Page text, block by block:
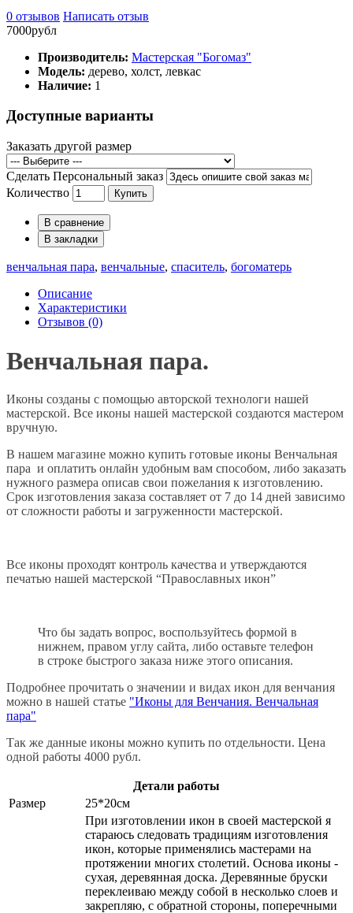
0 отзывов Написать отзыв
7000рубл
Производитель: Мастерская "Богомаз"
Модель: дерево, холст, левкас
Наличие: 1
Доступные варианты
Заказать другой размер
Сделать Персональный заказ
Количество
Купить
В сравнение
В закладки
венчальная пара, венчальные, спаситель, богоматерь
Описание
Характеристики
Отзывов (0)
Венчальная пара.
Иконы созданы с помощью авторской технологи нашей
мастерской. Все иконы нашей мастерской создаются мастером
вручную.
В нашем магазине можно купить готовые иконы Венчальная
пара и оплатить онлайн удобным вам способом, либо заказать
нужного размера описав свои пожелания к изготовлению.
Срок изготовления заказа составляет от 7 до 14 дней зависимо
от сложности работы и загруженности мастерской.
Все иконы проходят контроль качества и утверждаются
печатью нашей мастерской “Православных икон”
Что бы задать вопрос, воспользуйтесь формой в
нижнем, правом углу сайта, либо оставьте телефон
в строке быстрого заказа ниже этого описания.
Подробнее прочитать о значении и видах икон для венчания
можно в нашей статье "Иконы для Венчания. Венчальная
пара"
Так же данные иконы можно купить по отдельности. Цена
одной работы 4000 рубл.
Детали работы
Размер
25*20см
При изготовлении икон в своей мастерской я
стараюсь следовать традициям изготовления
икон, которые применялись мастерами на
протяжении многих столетий. Основа иконы -
сухая, деревянная доска. Деревянные бруски
переклеиваю между собой в несколько слоев и
закрепляю, с обратной стороны, поперечными